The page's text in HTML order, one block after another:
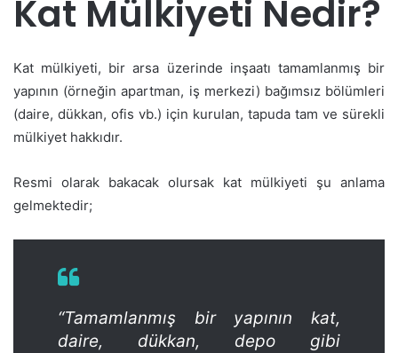
Kat Mülkiyeti Nedir?
Kat mülkiyeti, bir arsa üzerinde inşaatı tamamlanmış bir
yapının (örneğin apartman, iş merkezi) bağımsız bölümleri
(daire, dükkan, ofis vb.) için kurulan, tapuda tam ve sürekli
mülkiyet hakkıdır.
Resmi olarak bakacak olursak kat mülkiyeti şu anlama
gelmektedir;
“Tamamlanmış bir yapının kat,
daire, dükkan, depo gibi